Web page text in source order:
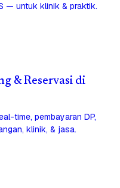
— untuk klinik & praktik.
& Reservasi di
time, pembayaran DP,
klinik, & jasa.